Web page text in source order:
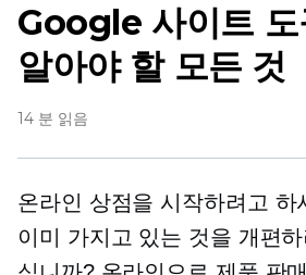
Google 사이트 도
알아야 할 모든 것
14 분 읽음
온라인 상점을 시작하려고 하
이미 가지고 있는 것을 개편